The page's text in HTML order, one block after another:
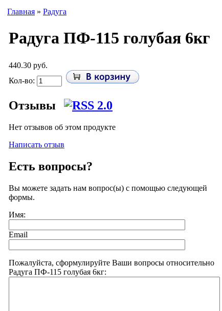
Главная » Радуга
Радуга ПФ-115 голубая 6кг
440.30 руб.
Кол-во:
Отзывы
Нет отзывов об этом продукте
Написать отзыв
Есть вопросы?
Вы можете задать нам вопрос(ы) с помощью следующей
формы.
Имя:
Email
Пожалуйста, сформулируйте Ваши вопросы относительно
Радуга ПФ-115 голубая 6кг: